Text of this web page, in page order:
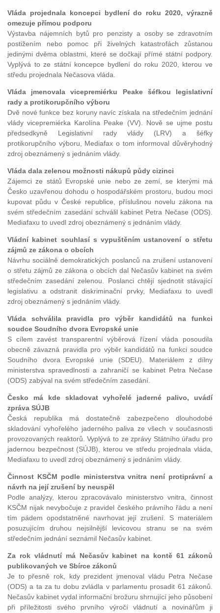
Vláda projednala koncepci bydlení do roku 2020, výrazně
omezuje přímou podporu
Výstavba nájemních bytů pro penzisty a osoby se zdravotním
postižením nebo pomoc při živelných katastrofách zůstanou
jedinými dvěma oblastmi, které se dočkají přímé státní podpory.
Vyplývá to ze státní koncepce bydlení do roku 2020, kterou ve
středu projednala Nečasova vláda.
Vláda jmenovala vicepremiérku Peake šéfkou legislativní
rady a protikorupčního výboru
Dvě nové funkce bez koruny navíc získala na středečním jednání
vlády vicepremiérka Karolína Peake (VV). Nově se ujme postu
předsedkyně Legislativní rady vlády (LRV) a šéfky
protikorupčního výboru, Mediafax o tom informoval důvěryhodný
zdroj obeznámený s jednáním vlády.
Vláda dala zelenou možnosti nákupů půdy cizinci
Zájemci ze států Evropské unie nebo ze zemí, se kterými má
Česko uzavřenou dohodu o hospodářském prostoru, budou moci
kupovat půdu v České republice, příslušnou novelu zákona na
svém středečním zasedání schválil kabinet Petra Nečase (ODS).
Mediafaxu to uvedl zdroj obeznámený s jednáním vlády.
Vládní kabinet souhlasí s vypuštěním ustanovení o střetu
zájmů ze zákona o obcích
Návrhu sociálně demokratických poslanců na zrušení ustanovení
o střetu zájmů ze zákona o obcích dal Nečasův kabinet na svém
středečním zasedání zelenou. Poslanci chtějí sjednotit stávající
legislativu a odstranit diskriminační prvky, Mediafaxu to uvedl
zdroj obeznámený s jednáním vlády.
Vláda schválila pravidla pro výběr kandidátů na funkci
soudce Soudního dvora Evropské unie
S cílem zavést transparentní výběrová řízení vláda posoudila
obecně závazná pravidla pro výběr kandidátů na funkci soudce
Soudního dvora Evropské unie (SDEU). Materiálem z dílny
ministerstva spravedlnosti a zahraničí se kabinet Petra Nečase
(ODS) zabýval na svém středečním zasedání.
Česko má kde skladovat vyhořelé jaderné palivo, uvádí
zpráva SÚJB
Česká republika má dostatečně zabezpečeno dlouhodobé
skladování vyhořelého jaderného paliva ze všech v současnosti
provozovaných reaktorů. Vyplývá to ze zprávy Státního úřadu pro
jadernou bezpečnost (SÚJB), kterou ve středu projednala vláda,
Mediafaxu to uvedl zdroj obeznámený s jednáním vlády.
Činnost KSČM podle ministerstva vnitra není protiprávní a
návrh na její zrušení by neuspěl
Podle analýzy, kterou zpracovávalo ministerstvo vnitra, činnost
KSČM nijak nevybočuje z pravidel českého právního řádu a není
tím pádem opodstatněné navrhovat její zrušení. S materiálem
posuzujícím druhou nejsilnější levicovou stranu se na svém
středečním jednání seznámil Nečasův kabinet.
Za rok vládnutí má Nečasův kabinet na kontě 61 zákonů
publikovaných ve Sbírce zákonů
Je to přesně rok, kdy prezident jmenoval vládu Petra Nečase
(ODS) a ta za tu dobu zvládla v parlamentu prosadit 61 zákonů.
Nečasův kabinet vydal informační brožuru shrnující jeho působení
při příležitosti svého prvního výročí vládnutí a novinářům ji